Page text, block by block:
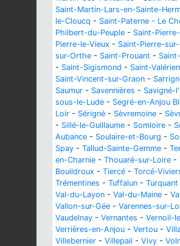
Saint-Martin-Lars-en-Sainte-
le-Cloucq - Saint-Paterne - Le
Philbert-du-Peuple - Saint-
Pierre-le-Vieux - Saint-Pierre-
sur-Orthe - Saint-Prouant -
- Saint-Sigismond - Saint-Valérien
Saint-Vincent-sur-Graon -
Saumur - Savennières - Savigné-
sous-le-Lude - Segré-en-Anjou
Loir - Sérigné - Sèvremoine -
- Sillé-le-Guillaume - Somloire -
Aubance - Soulaire-et-Bourg -
Spay - Tallud-Sainte-Gemme -
en-Charnie - Thouaré-sur-Loire -
Bouildroux - Tiercé - Torcé-
Trémentines - Tuffalun - Turquant
Val-du-Layon - Val-du-Maine -
Vallon-sur-Gée - Varennes-sur-
Vaudelnay - Vernantes - Vernoil-
Verrières-en-Anjou - Vertou -
Villebernier - Villepail - Vivy -